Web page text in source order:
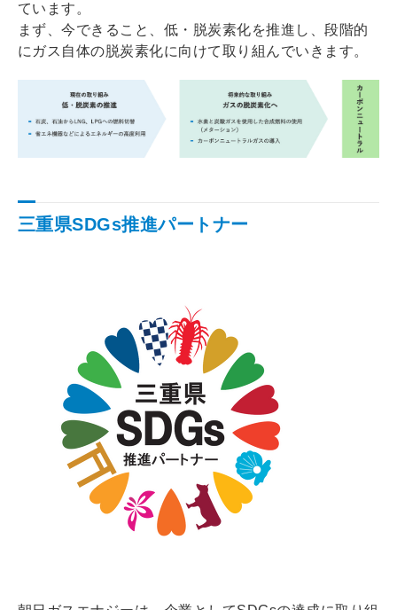
ています。
まず、今できること、低・脱炭素化を推進し、段階的
にガス自体の脱炭素化に向けて取り組んでいきます。
三重県SDGs推進パートナー